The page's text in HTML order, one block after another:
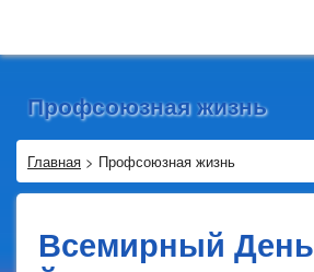
Профсоюзная жизнь
Главная > Профсоюзная жизнь
Всемирный День